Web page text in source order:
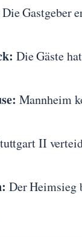
Die Gastgeber
Die Gäste
Mannheim
II
Der Heimsieg